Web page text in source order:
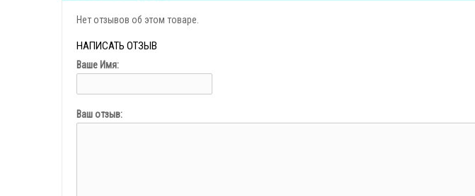
Нет отзывов об этом товаре.
НАПИСАТЬ ОТЗЫВ
Ваше Имя:
Ваш отзыв: